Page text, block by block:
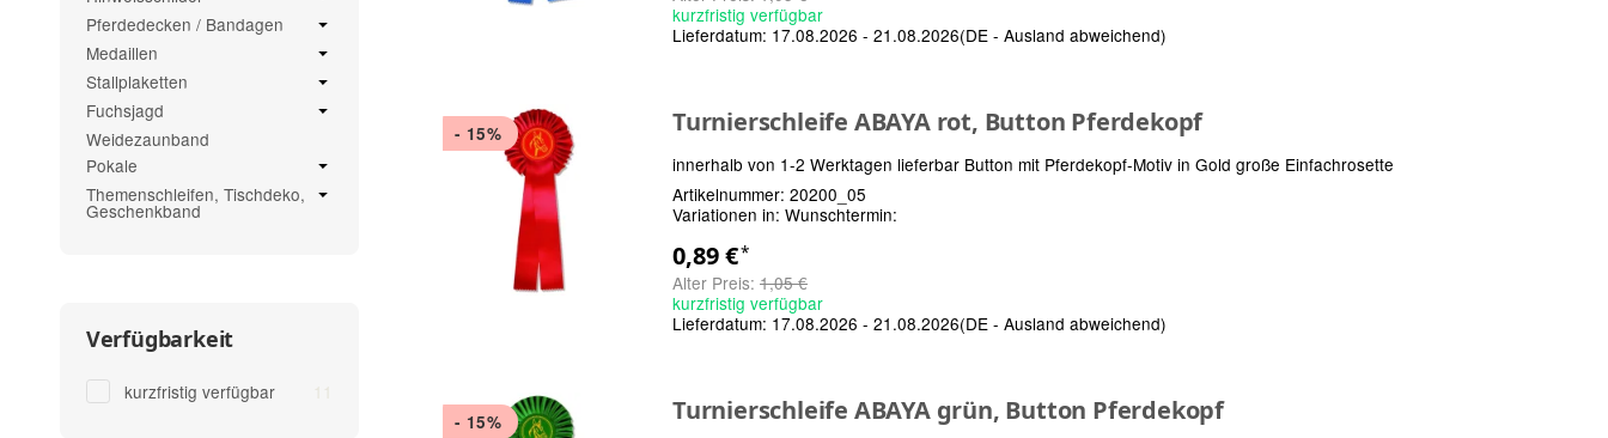
kurzfristig verfügbar
Lieferdatum: 17.08.2026 - 21.08.2026(DE - Ausland abweichend)
- 15% Turnierschleife ABAYA rot, Button Pferdekopf
innerhalb von 1-2 Werktagen lieferbar Button mit Pferdekopf-Motiv in Gold große Einfachrosette
Artikelnummer: 20200_05
Variationen in: Wunschtermin:
0,89 €*
Alter Preis: 1,05 €
kurzfristig verfügbar
Lieferdatum: 17.08.2026 - 21.08.2026(DE - Ausland abweichend)
- 15% Turnierschleife ABAYA grün, Button Pferdekopf
Pferdedecken / Bandagen
Medaillen
Stallplaketten
Fuchsjagd
Weidezaunband
Pokale
Themenschleifen, Tischdeko,
Geschenkband
Verfügbarkeit
kurzfristig verfügbar 11